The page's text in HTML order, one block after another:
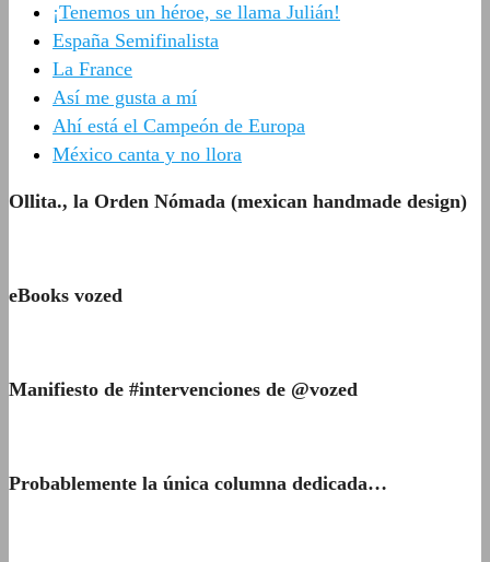
¡Tenemos un héroe, se llama Julián!
España Semifinalista
La France
Así me gusta a mí
Ahí está el Campeón de Europa
México canta y no llora
Ollita., la Orden Nómada (mexican handmade design)
eBooks vozed
Manifiesto de #intervenciones de @vozed
Probablemente la única columna dedicada…